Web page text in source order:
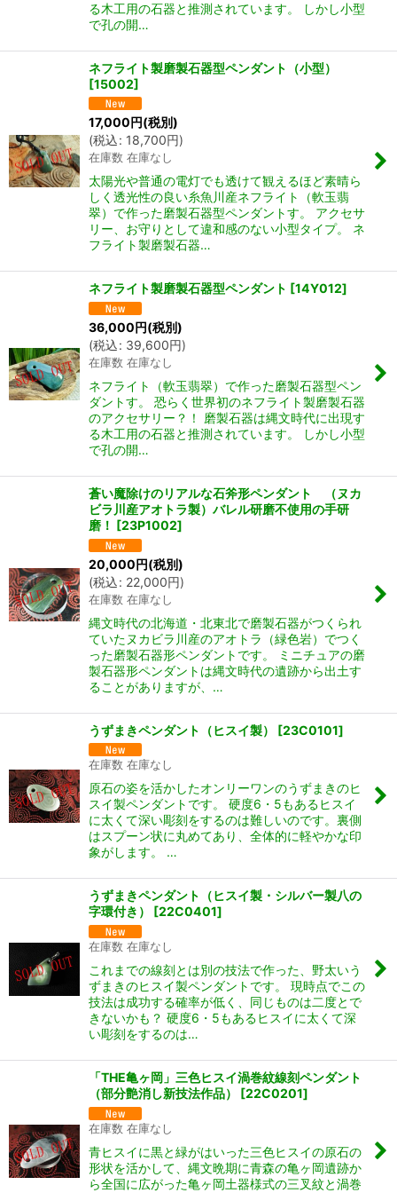
る木工用の石器と推測されています。 しかし小型
で孔の開…
ネフライト製磨製石器型ペンダント（小型）
[15002]
17,000円(税別)
(税込: 18,700円)
在庫数 在庫なし
太陽光や普通の電灯でも透けて観えるほど素晴ら
しく透光性の良い糸魚川産ネフライト（軟玉翡
翠）で作った磨製石器型ペンダントす。 アクセサ
リー、お守りとして違和感のない小型タイプ。 ネ
フライト製磨製石器…
ネフライト製磨製石器型ペンダント [14Y012]
36,000円(税別)
(税込: 39,600円)
在庫数 在庫なし
ネフライト（軟玉翡翠）で作った磨製石器型ペン
ダントす。 恐らく世界初のネフライト製磨製石器
のアクセサリー？！ 磨製石器は縄文時代に出現す
る木工用の石器と推測されています。 しかし小型
で孔の開…
蒼い魔除けのリアルな石斧形ペンダント （ヌカ
ビラ川産アオトラ製）バレル研磨不使用の手研
磨！ [23P1002]
20,000円(税別)
(税込: 22,000円)
在庫数 在庫なし
縄文時代の北海道・北東北で磨製石器がつくられ
ていたヌカビラ川産のアオトラ（緑色岩）でつく
った磨製石器形ペンダントです。 ミニチュアの磨
製石器形ペンダントは縄文時代の遺跡から出土す
ることがありますが、…
うずまきペンダント（ヒスイ製） [23C0101]
在庫数 在庫なし
原石の姿を活かしたオンリーワンのうずまきのヒ
スイ製ペンダントです。 硬度6・5もあるヒスイ
に太くて深い彫刻をするのは難しいのです。裏側
はスプーン状に丸めてあり、全体的に軽やかな印
象がします。 …
うずまきペンダント（ヒスイ製・シルバー製八の
字環付き）
[22C0401]
在庫数 在庫なし
これまでの線刻とは別の技法で作った、野太いう
ずまきのヒスイ製ペンダントです。 現時点でこの
技法は成功する確率が低く、同じものは二度とで
きないかも？ 硬度6・5もあるヒスイに太くて深
い彫刻をするのは…
「THE亀ヶ岡」三色ヒスイ渦巻紋線刻ペンダント
（部分艶消し新技法作品）
[22C0201]
在庫数 在庫なし
青ヒスイに黒と緑がはいった三色ヒスイの原石の
形状を活かして、縄文晩期に青森の亀ヶ岡遺跡か
ら全国に広がった亀ヶ岡土器様式の三叉紋と渦巻